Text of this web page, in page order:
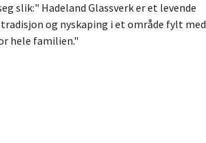
slik:" Hadeland Glassverk er et levende
og nyskaping i et område fylt med
hele familien."